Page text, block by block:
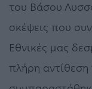
του Βάσου
σκέψεις που
Εθνικές μας
πλήρη αντίθεση